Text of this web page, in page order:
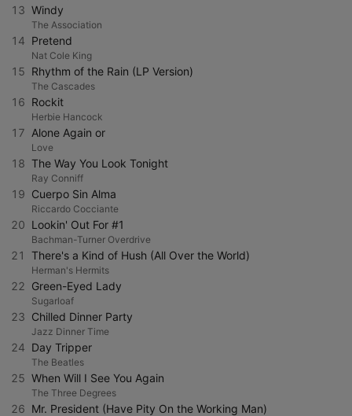
13 Windy
The Association
14 Pretend
Nat Cole King
15 Rhythm of the Rain (LP Version)
The Cascades
16 Rockit
Herbie Hancock
17 Alone Again or
Love
18 The Way You Look Tonight
Ray Conniff
19 Cuerpo Sin Alma
Riccardo Cocciante
20 Lookin' Out For #1
Bachman-Turner Overdrive
21 There's a Kind of Hush (All Over the World)
Herman's Hermits
22 Green-Eyed Lady
Sugarloaf
23 Chilled Dinner Party
Jazz Dinner Time
24 Day Tripper
The Beatles
25 When Will I See You Again
The Three Degrees
26 Mr. President (Have Pity On the Working Man)